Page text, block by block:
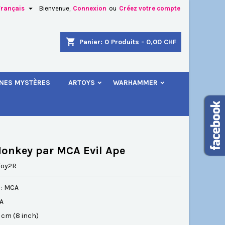
Bienvenue, Connexion ou Créez votre compte

shopping_cart Panier: 0 Produits - 0,00 CHF
MYSTÈRES ARTOYS WARHAMMER
par MCA Evil Ape
MCA
cm (8 inch)